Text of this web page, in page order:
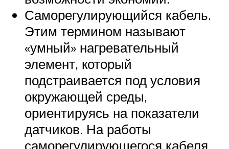
Саморегулирующийся кабель.
Этим термином называют
«умный» нагревательный
элемент, который
подстраивается под условия
окружающей среды,
ориентируясь на показатели
датчиков. На работы
саморегулирующегося кабеля